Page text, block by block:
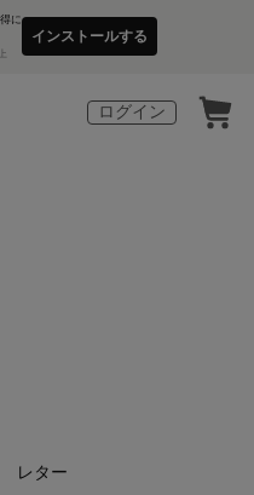
に
インストールする
ログイン
レター